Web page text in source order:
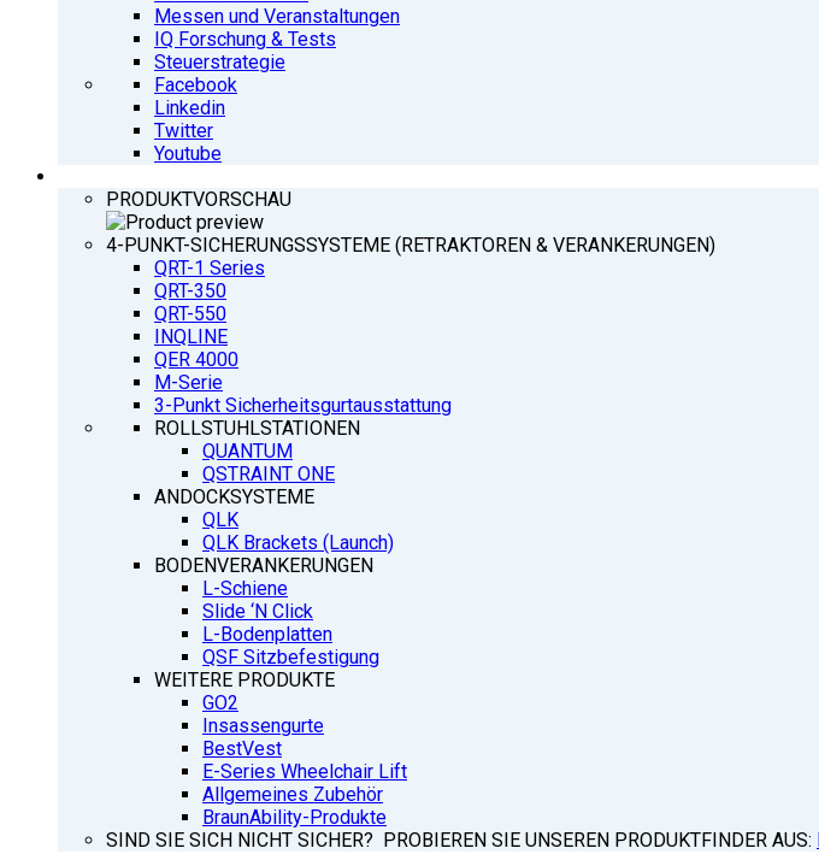
Messen und Veranstaltungen
IQ Forschung & Tests
Steuerstrategie
Facebook
Linkedin
Twitter
Youtube
PRODUKTVORSCHAU
4-PUNKT-SICHERUNGSSYSTEME (RETRAKTOREN & VERANKERUNGEN)
QRT-1 Series
QRT-350
QRT-550
INQLINE
QER 4000
M-Serie
3-Punkt Sicherheitsgurtausstattung
ROLLSTUHLSTATIONEN
QUANTUM
QSTRAINT ONE
ANDOCKSYSTEME
QLK
QLK Brackets (Launch)
BODENVERANKERUNGEN
L-Schiene
Slide ‘N Click
L-Bodenplatten
QSF Sitzbefestigung
WEITERE PRODUKTE
GO2
Insassengurte
BestVest
E-Series Wheelchair Lift
Allgemeines Zubehör
BraunAbility-Produkte
SIND SIE SICH NICHT SICHER? PROBIEREN SIE UNSEREN PRODUKTFINDER AUS: